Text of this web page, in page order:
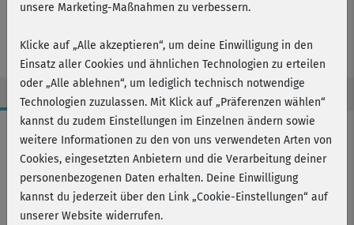
Vinyasa Power Yoga - regenerieren
& entspannen
Workout-Facts
mittelschwer
13 Min
20 kcal
unsere Marketing-Maßnahmen zu verbessern.
Klicke auf „Alle akzeptieren“, um deine Einwilligung in den
Einsatz aller Cookies und ähnlichen Technologien zu erteilen
oder „Alle ablehnen“, um lediglich technisch notwendige
Technologien zuzulassen. Mit Klick auf „Präferenzen wählen“
kannst du zudem Einstellungen im Einzelnen ändern sowie
weitere Informationen zu den von uns verwendeten Arten von
Cookies, eingesetzten Anbietern und die Verarbeitung deiner
personenbezogenen Daten erhalten. Deine Einwilligung
kannst du jederzeit über den Link „Cookie-Einstellungen“ auf
unserer Website widerrufen.